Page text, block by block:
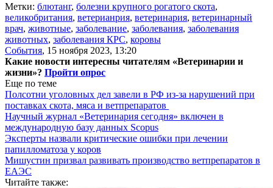
Метки: блютанг, болезни крупного рогатого скота,
великобритания, ветерианрия, ветеринария, ветеринарный
врач, животные, заболевание, заболевания, заболевания
животных, заболевания КРС, коровы
События, 15 ноября 2023, 13:20
Какие новости интересны читателям «Ветеринарии и
жизни»? Пройти опрос
Еще по теме
Полсотни уголовных дел завели в РФ из-за нарушений при
поставках скота, мяса и ветпрепаратов
Научный журнал «Ветеринария сегодня» включен в
международную базу данных Scopus
Эксперты назвали критические ошибки при лечении
папилломатоза у коров
Мишустин призвал развивать производство ветпрепаратов в
ЕАЭС
Читайте также: